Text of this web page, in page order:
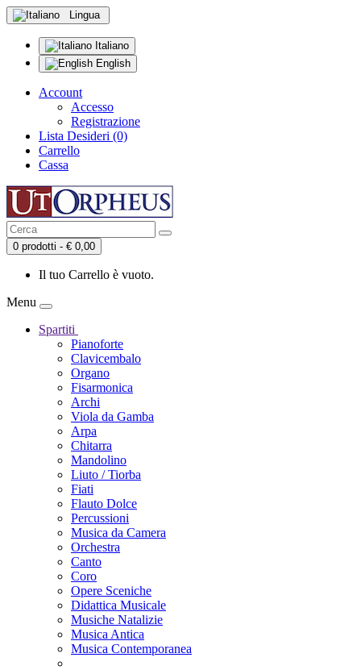
Lingua
Italiano
English
Account
Accesso
Registrazione
Lista Desideri (0)
Carrello
Cassa
0 prodotti - € 0,00
Il tuo Carrello è vuoto.
Menu
Spartiti
Pianoforte
Clavicembalo
Organo
Fisarmonica
Archi
Viola da Gamba
Arpa
Chitarra
Mandolino
Liuto / Tiorba
Fiati
Flauto Dolce
Percussioni
Musica da Camera
Orchestra
Canto
Coro
Opere Sceniche
Didattica Musicale
Musiche Natalizie
Musica Antica
Musica Contemporanea